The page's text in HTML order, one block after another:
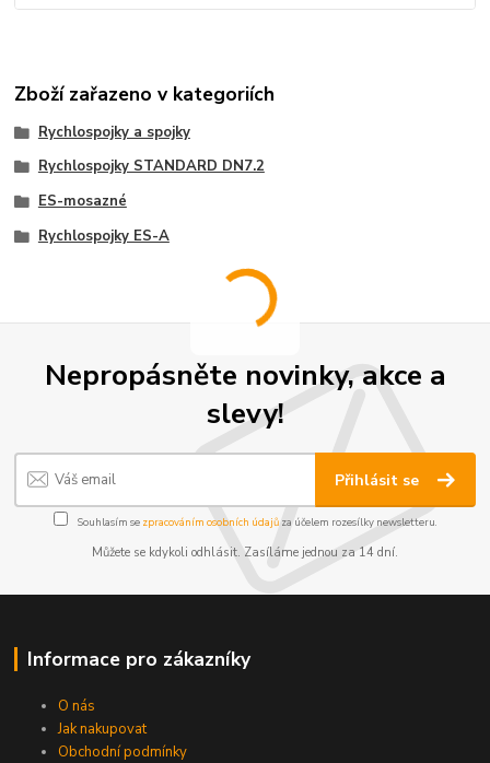
Zboží zařazeno v kategoriích
Rychlospojky a spojky
Rychlospojky STANDARD DN7.2
ES-mosazné
Rychlospojky ES-A
Nepropásněte novinky, akce a
slevy!
Přihlásit se
Souhlasím se zpracováním osobních údajůza účelem rozesílky newsletteru.
Můžete se kdykoli odhlásit. Zasíláme jednou za 14 dní.
Informace pro zákazníky
O nás
Jak nakupovat
Obchodní podmínky